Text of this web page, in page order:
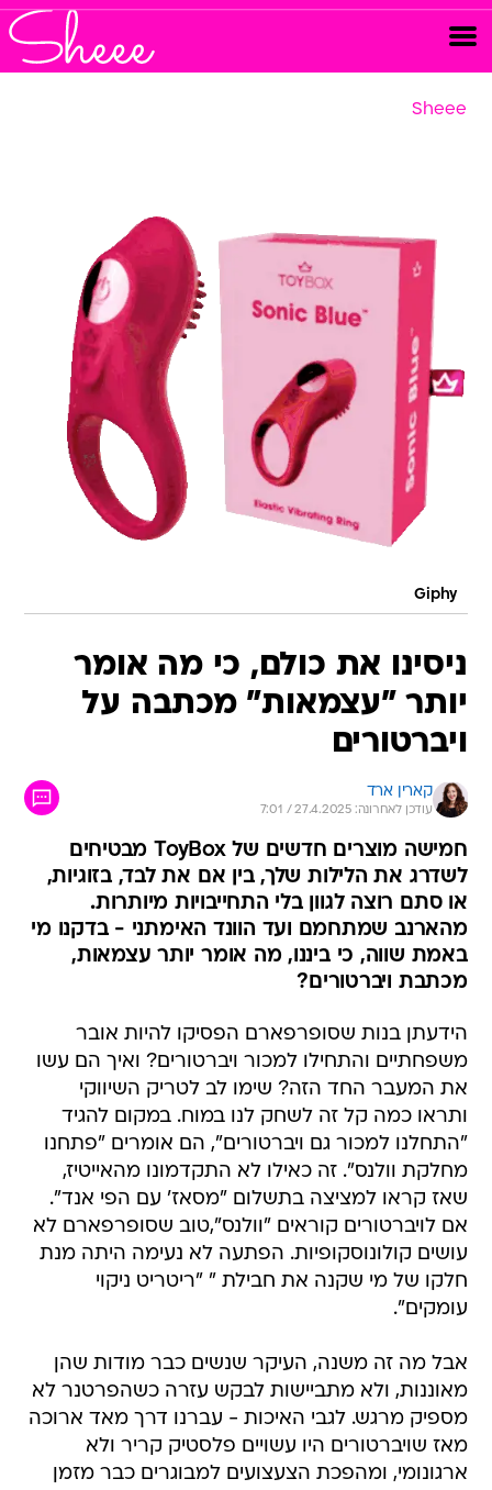
Sheee
Giphy
ניסינו את כולם, כי מה אומר
יותר "עצמאות" מכתבה על
ויברטורים
קארין ארד
עודכן לאחרונה: 27.4.2025 / 7:01
חמישה מוצרים חדשים של ToyBox מבטיחים
לשדרג את הלילות שלך, בין אם את לבד, בזוגיות,
או סתם רוצה לגוון בלי התחייבויות מיותרות.
מהארנב שמתחמם ועד הוונד האימתני - בדקנו מי
באמת שווה, כי ביננו, מה אומר יותר עצמאות,
מכתבת ויברטורים?
הידעתן בנות שסופרפארם הפסיקו להיות אובר
משפחתיים והתחילו למכור ויברטורים? ואיך הם עשו
את המעבר החד הזה? שימו לב לטריק השיווקי
ותראו כמה קל זה לשחק לנו במוח. במקום להגיד
"התחלנו למכור גם ויברטורים", הם אומרים "פתחנו
מחלקת וולנס". זה כאילו לא התקדמונו מהאייטיז,
שאז קראו למציצה בתשלום "מסאז' עם הפי אנד".
אם לויברטורים קוראים "וולנס",טוב שסופרפארם לא
עושים קולונוסקופיות. הפתעה לא נעימה היתה מנת
חלקו של מי שקנה את חבילת " "ריטריט ניקוי
עומקים".
אבל מה זה משנה, העיקר שנשים כבר מודות שהן
מאוננות, ולא מתביישות לבקש עזרה כשהפרטנר לא
מספיק מרגש. לגבי האיכות - עברנו דרך מאד ארוכה
מאז שויברטורים היו עשויים פלסטיק קריר ולא
ארגונומי, ומהפכת הצעצועים למבוגרים כבר מזמן